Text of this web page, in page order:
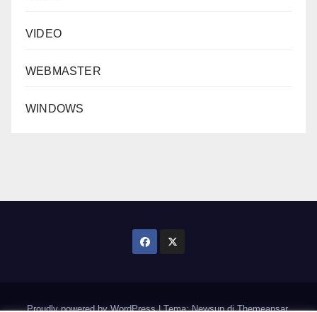
VIDEO
WEBMASTER
WINDOWS
Proudly powered by WordPress|Tema: Newsup diThemeansar.